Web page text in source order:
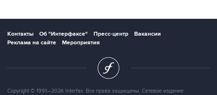
Контакты Об "Интерфаксе" Пресс-центр
Вакансии
Реклама на сайте
Мероприятия
Copyright © 1991—2026 Interfax. Все права защищены. Сетевое издание